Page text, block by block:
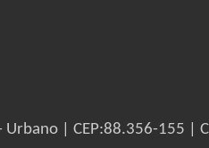
| CEP:88.356-155 |